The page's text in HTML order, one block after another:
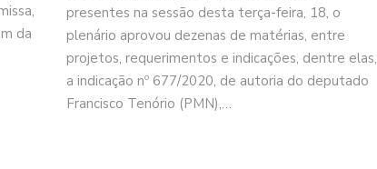
da
presentes na sessão desta terça-feira, 18, o
plenário aprovou dezenas de matérias, entre
projetos, requerimentos e indicações, dentre elas,
a indicação nº 677/2020, de autoria do deputado
Francisco Tenório (PMN),…